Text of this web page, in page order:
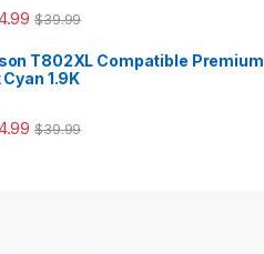
$39.99
T802XL Compatible Premium
Cyan 1.9K
$39.99